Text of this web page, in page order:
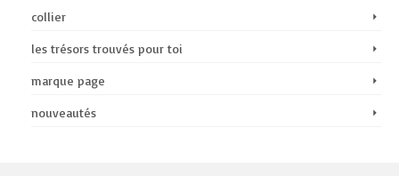
collier
les trésors trouvés pour toi
marque page
nouveautés